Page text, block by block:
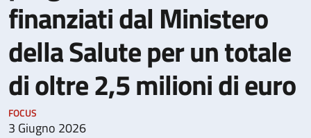
finanziati dal Ministero
della Salute per un totale
di oltre 2,5 milioni di euro
FOCUS
3 Giugno 2026